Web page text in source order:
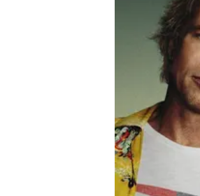
Siga o Nosso Palestra nas